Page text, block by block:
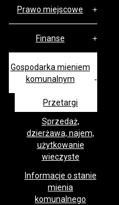
Prawo miejscowe
Finanse
Gospodarka mieniem
komunalnym
Przetargi
Sprzedaż,
dzierżawa, najem,
użytkowanie
wieczyste
Informacje o stanie
mienia
komunalnego